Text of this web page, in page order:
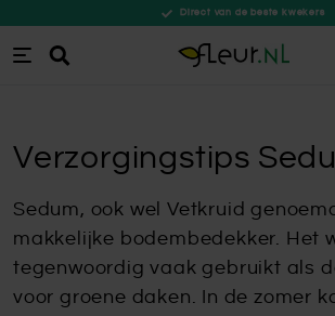
Direct van de beste kwekers
Zoeken
Verzorgingstips
Sedum, ook wel Vetkruid
makkelijke bodembedekker. Het
tegenwoordig vaak gebruikt als
voor groene daken. In de zomer